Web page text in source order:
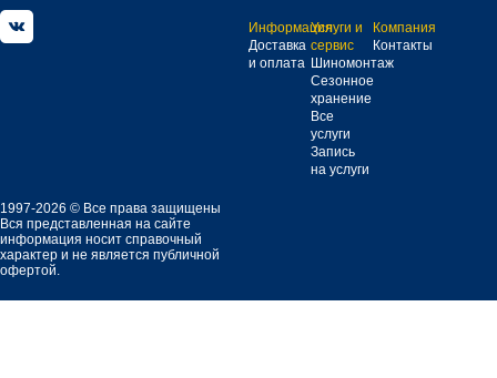
Информация
Доставка
и оплата
Услуги и
сервис
Шиномонтаж
Сезонное
хранение
Все
услуги
Запись
на услуги
Компания
Контакты
1997-2026 © Все права защищены
Вся представленная на сайте
информация носит справочный
характер и не является публичной
офертой.